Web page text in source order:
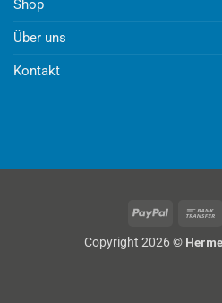
Shop
Über uns
Kontakt
PayPal
Copyright 2026 ©